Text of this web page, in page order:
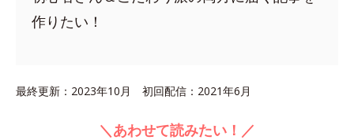
作りたい！
最終更新：2023年10月 初回配信：2021年6月
＼あわせて読みたい！／